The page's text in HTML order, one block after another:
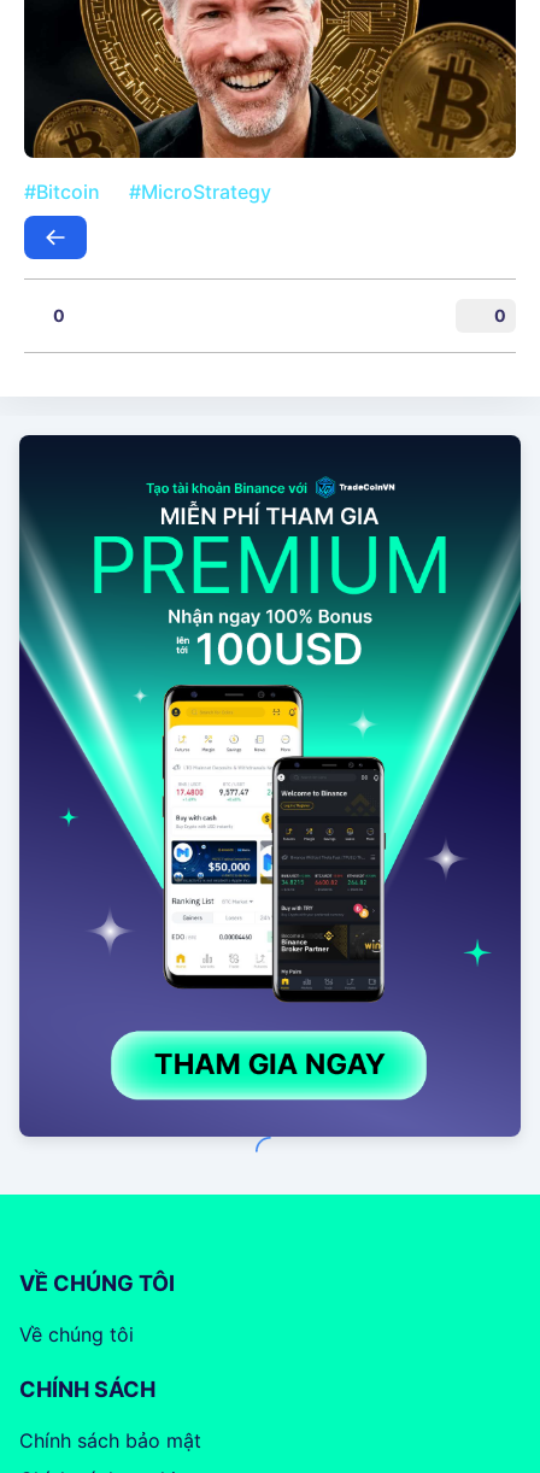
#Bitcoin #MicroStrategy
0 0
VỀ CHÚNG TÔI
Về chúng tôi
CHÍNH SÁCH
Chính sách bảo mật